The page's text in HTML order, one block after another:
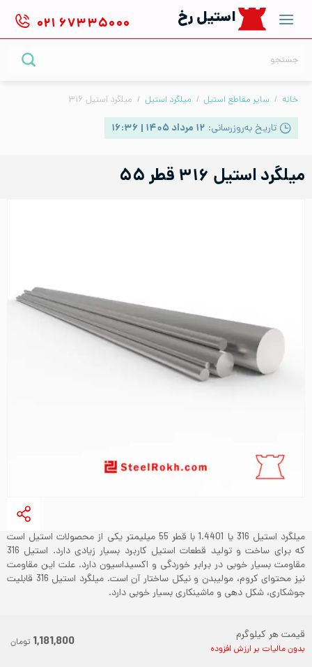
content
استیل رخ ۰۲۱ ۶۷۳۳۵۰۰۰
خانه / سایر مقاطع استیل / میلگرد استیل / میلگرد استیل ۳۱۶
تاریخ به‌روزرسانی: ۱۲ مرداد ۱۴۰۵ | ۱۶:۳۶
میلگرد استیل ۳۱۶ قطر ۵۵
میلگرد استیل 316 یا 1.4401 با قطر 55 میلیمتر یکی از محصولات استیل است
که برای ساخت و تولید قطعات استیل کاربرد بسیار زیادی دارد. استیل 316
مقاومت بسیار خوبی در برابر خوردگی و اکسیداسیون دارد. علت این مقاومت
نیز محتوای کروم، مولیبدن و نیکل ساختار آن است. میلگرد استیل 316 قابلیت
جوشکاری، شکل دهی و ماشینکاری بسیار خوبی دارد.
قیمت هر کیلوگرم
بدون مالیات بر ارزش افزوده 1,181,800 تومان